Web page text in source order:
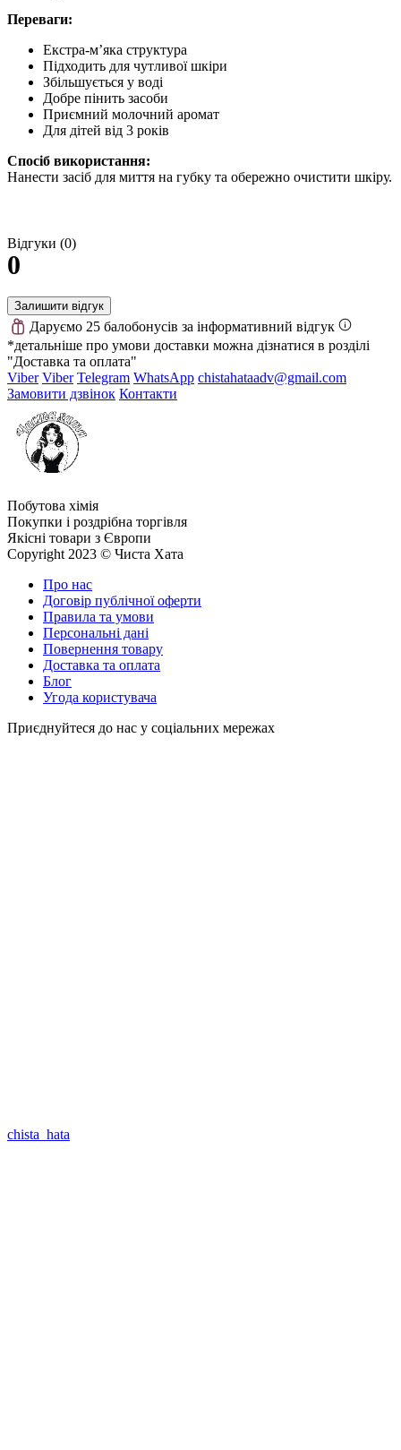
Переваги:
Екстра-м’яка структура
Підходить для чутливої шкіри
Збільшується у воді
Добре пінить засоби
Приємний молочний аромат
Для дітей від 3 років
Спосіб використання:
Нанести засіб для миття на губку та обережно очистити шкіру.
Відгуки (0)
0
Залишити відгук
Даруємо 25 балобонусів за інформативний відгук
*детальніше про умови доставки можна дізнатися в розділі
"Доставка та оплата"
Viber Viber Telegram WhatsApp chistahataadv@gmail.com
Замовити дзвінок Контакти
Побутова хімія
Покупки і роздрібна торгівля
Якісні товари з Європи
Copyright 2023 © Чиста Хата
Про нас
Договір публічної оферти
Правила та умови
Персональні дані
Повернення товару
Доставка та оплата
Блог
Угода користувача
Приєднуйтеся до нас у соціальних мережах
chista_hata